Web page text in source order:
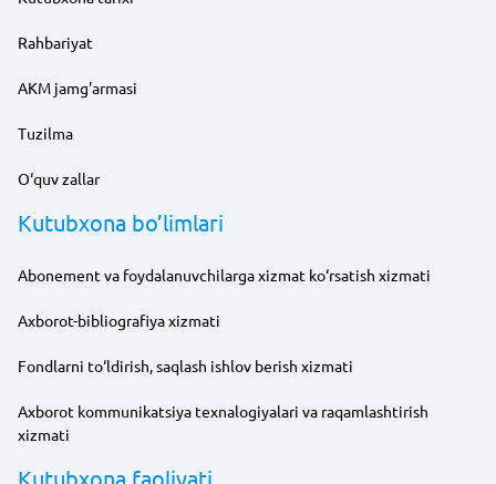
Rahbariyat
AKM jamg'armasi
Tuzilma
O‘quv zallar
Kutubxona bo’limlari
Abonement va foydalanuvchilarga xizmat ko‘rsatish xizmati
Axborot-bibliografiya xizmati
Fondlarni to‘ldirish, saqlash ishlov berish xizmati
Axborot kommunikatsiya texnalogiyalari va raqamlashtirish
xizmati
Kutubxona faoliyati